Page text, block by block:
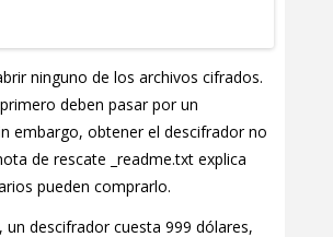
ninguno de los archivos cifrados.
deben pasar por un
embargo, obtener el descifrador no
de rescate _readme.txt explica
pueden comprarlo.
un descifrador cuesta 999 dólares,